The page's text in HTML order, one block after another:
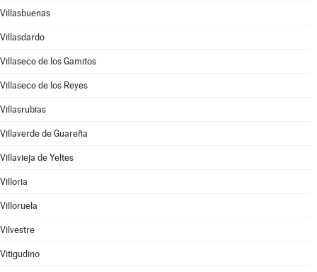
Villasbuenas
Villasdardo
Villaseco de los Gamitos
Villaseco de los Reyes
Villasrubias
Villaverde de Guareña
Villavieja de Yeltes
Villoria
Villoruela
Vilvestre
Vitigudino